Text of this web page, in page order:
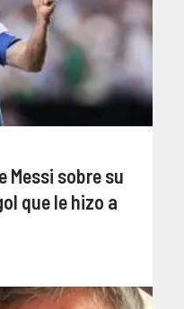
sobre su
que le hizo a